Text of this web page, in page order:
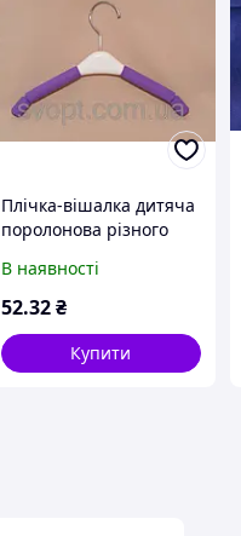
Плічка-вішалка дитяча
поролонова різного
В наявності
52.32 ₴
Купити